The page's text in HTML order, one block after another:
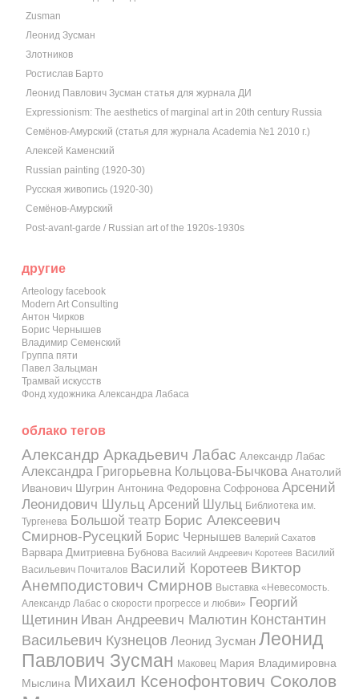
Zusman
Леонид Зусман
Злотников
Ростислав Барто
Леонид Павлович Зусман статья для журнала ДИ
Expressionism: The aesthetics of marginal art in 20th century Russia
Семёнов-Амурский (статья для журнала Academia №1 2010 г.)
Алексей Каменский
Russian painting (1920-30)
Русская живопись (1920-30)
Семёнов-Амурский
Post-avant-garde / Russian art of the 1920s-1930s
другие
Arteology facebook
Modern Art Consulting
Антон Чирков
Борис Чернышев
Владимир Семенский
Группа пяти
Павел Зальцман
Трамвай искусств
Фонд художника Александра Лабаса
облако тегов
Александр Аркадьевич Лабас Александр Лабас
Александра Григорьевна Кольцова-Бычкова Анатолий
Иванович Шугрин Антонина Федоровна Софронова Арсений
Леонидович Шульц Арсений Шульц Библиотека им.
Тургенева Большой театр Борис Алексеевич
Смирнов-Русецкий Борис Чернышев Валерий Сахатов
Варвара Дмитриевна Бубнова Василий Андреевич Коротеев Василий
Васильевич Почиталов Василий Коротеев Виктор
Анемподистович Смирнов Выставка «Невесомость.
Александр Лабас о скорости прогрессе и любви» Георгий
Щетинин Иван Андреевич Малютин Константин
Васильевич Кузнецов Леонид Зусман Леонид
Павлович Зусман Маковец Мария Владимировна
Мыслина Михаил Ксенофонтович Соколов